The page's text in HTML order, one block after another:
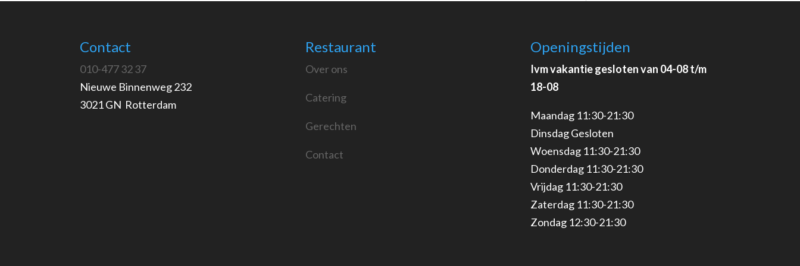
Contact
010-477 32 37
Nieuwe Binnenweg 232
3021 GN Rotterdam
Restaurant
Over ons
Catering
Gerechten
Contact
Openingstijden
Ivm vakantie gesloten van 04-08 t/m
18-08
Maandag 11:30-21:30
Dinsdag Gesloten
Woensdag 11:30-21:30
Donderdag 11:30-21:30
Vrijdag 11:30-21:30
Zaterdag 11:30-21:30
Zondag 12:30-21:30